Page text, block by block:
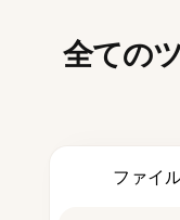
全ての
ファイ